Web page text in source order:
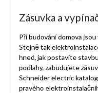
Zásuvka a
Při budování domova
Stejně tak
hned, jak postavíte
podlahy, zabudujete
Schneider electric katalog
pravého